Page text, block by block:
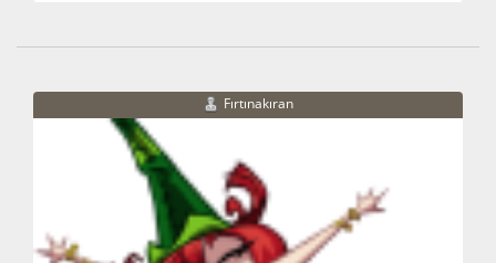
Fırtınakıran